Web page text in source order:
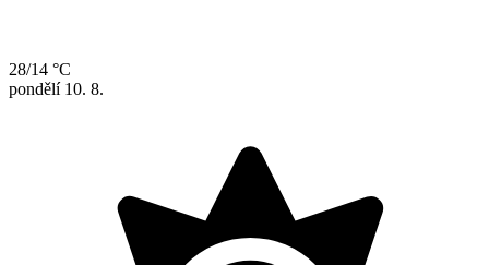
28/14 °C
pondělí 10. 8.